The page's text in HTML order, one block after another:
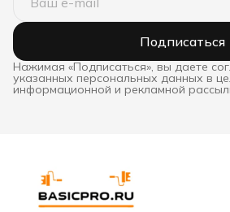
Подписаться
Нажимая «Подписаться», вы даете
указанных персональных данных в
информационной и рекламной